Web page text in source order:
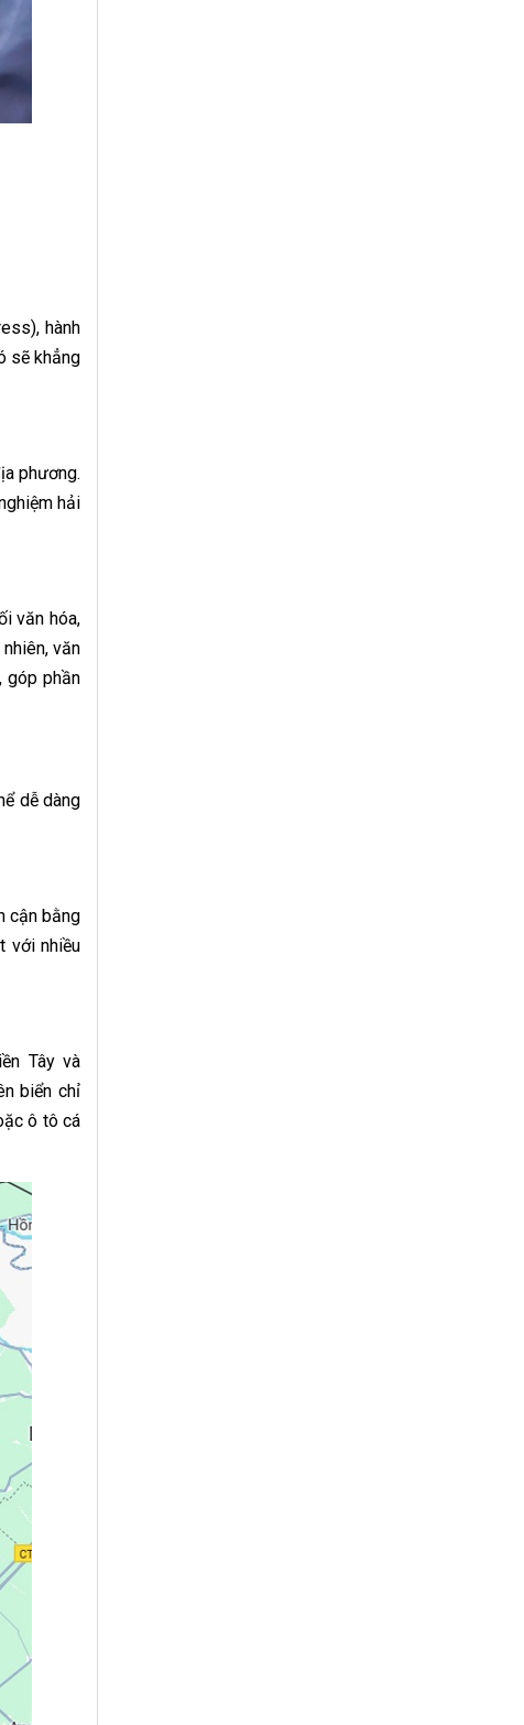
hành
sẽ khẳng
phương.
hải
văn hóa,
văn
góp phần
dễ dàng
cận bằng
với nhiều
Tây và
biển chỉ
ô tô cá